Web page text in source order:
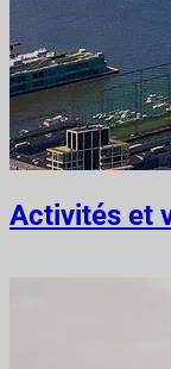
Activités et